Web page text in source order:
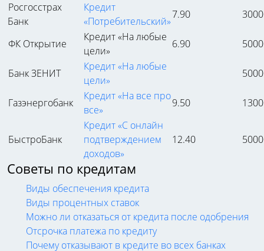
Росгосстрах
Банк
Кредит
«Потребительский»
7.90
ФК Открытие
Кредит «На любые
цели»
6.90
Банк ЗЕНИТ
Кредит «На любые
цели»
Газэнергобанк
Кредит «На все про
все»
9.50
БыстроБанк
Кредит «С онлайн
подтверждением
доходов»
12.40
Советы по кредитам
Виды обеспечения кредита
Виды процентных ставок
Можно ли отказаться от кредита после одобрения
Отсрочка платежа по кредиту
Почему отказывают в кредите во всех банках